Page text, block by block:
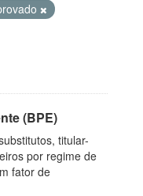
(BPE)
titular-
por regime de
fator de